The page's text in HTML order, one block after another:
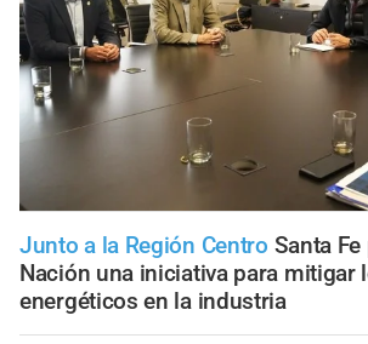
Junto a la Región Centro Santa
Nación una iniciativa para mitigar
energéticos en la industria